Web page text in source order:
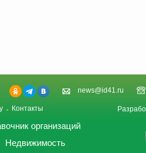
news@id41.ru
Контакты
организаций
Недвижимость